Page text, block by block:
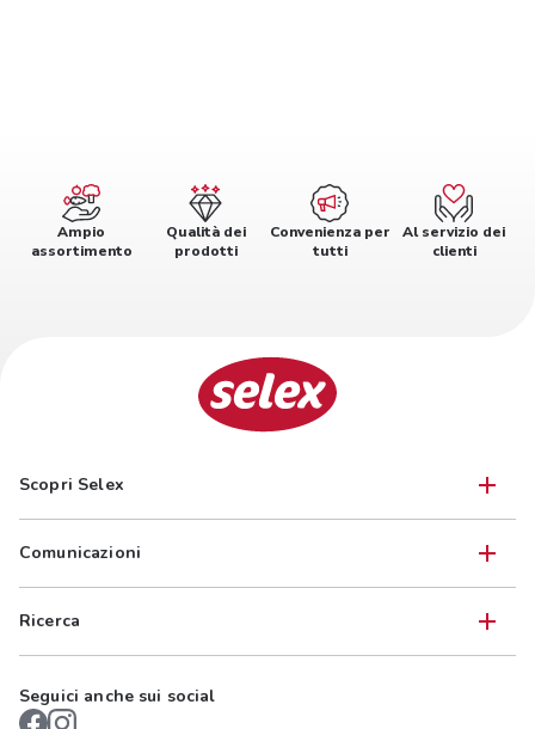
Ampio
assortimento
Qualità dei
prodotti
Convenienza per
tutti
Al servizio dei
clienti
Scopri Selex
Comunicazioni
Ricerca
Seguici anche sui social